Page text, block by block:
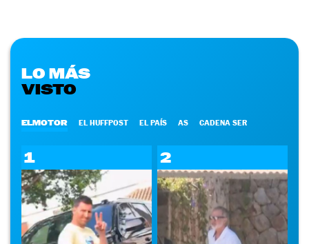
LO MÁS
VISTO
ELMOTOR EL HUFFPOST EL PAÍS AS CADENA SER
1 2